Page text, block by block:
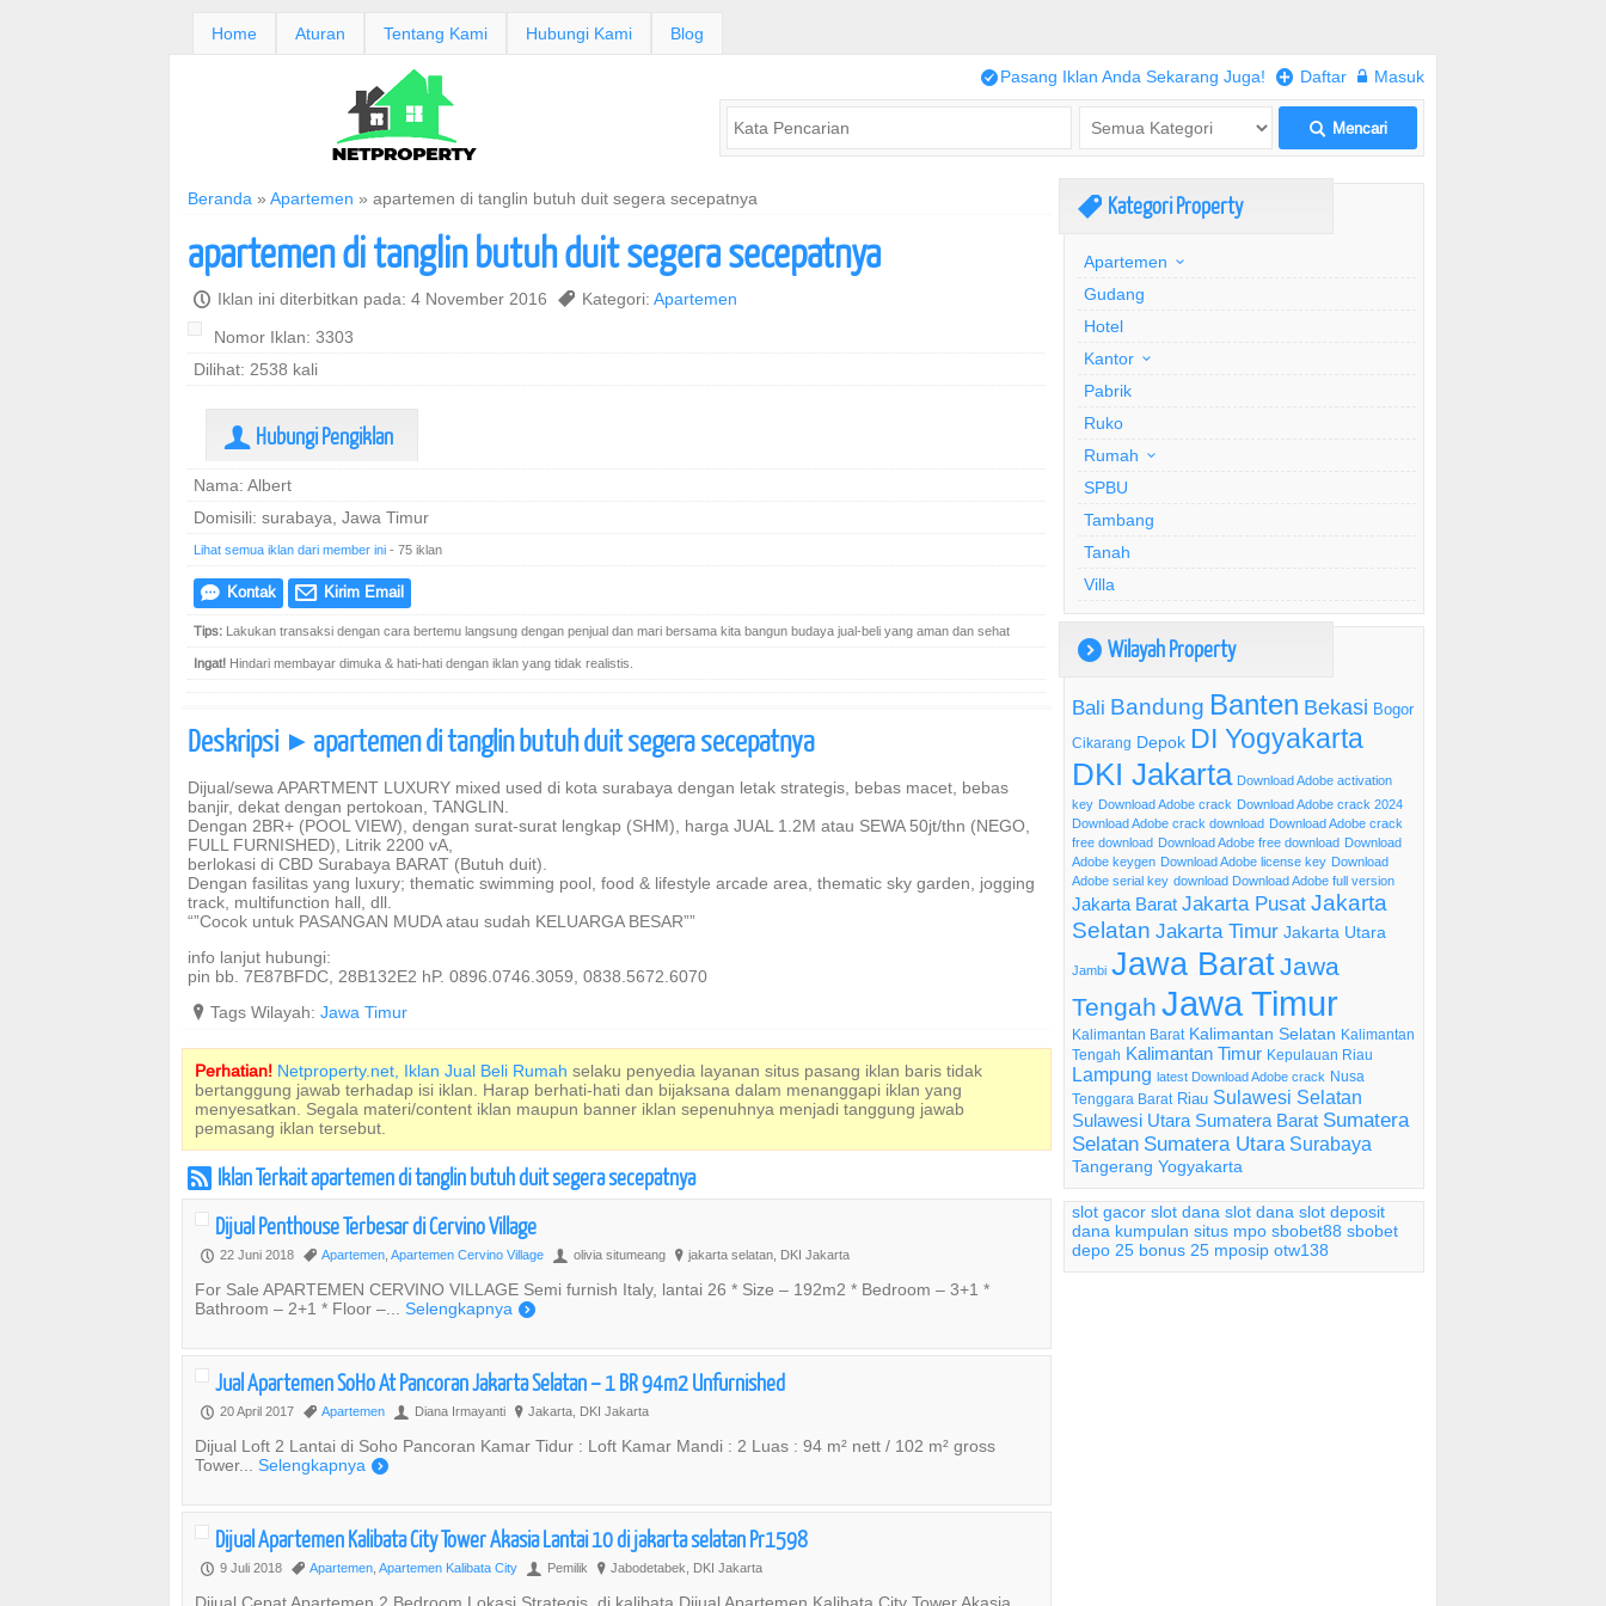
Home Aturan Tentang Kami Hubungi Kami Blog
/Pasang Iklan Anda Sekarang Juga! + Daftar w Masuk
L Mencari
Beranda » Apartemen » apartemen di tanglin butuh duit segera secepatnya
apartemen di tanglin butuh duit segera secepatnya
P Iklan ini diterbitkan pada: 4 November 2016 , Kategori: Apartemen
Nomor Iklan: 3303
Dilihat: 2538 kali
U Hubungi Pengiklan
Nama: Albert
Domisili: surabaya, Jawa Timur
Lihat semua iklan dari member ini - 75 iklan
e Kontak @ Kirim Email
Tips: Lakukan transaksi dengan cara bertemu langsung dengan penjual dan mari bersama kita bangun budaya jual-beli yang aman dan sehat
Ingat! Hindari membayar dimuka & hati-hati dengan iklan yang tidak realistis.
Deskripsi ] apartemen di tanglin butuh duit segera secepatnya
Dijual/sewa APARTMENT LUXURY mixed used di kota surabaya dengan letak strategis, bebas macet, bebas
banjir, dekat dengan pertokoan, TANGLIN.
Dengan 2BR+ (POOL VIEW), dengan surat-surat lengkap (SHM), harga JUAL 1.2M atau SEWA 50jt/thn (NEGO,
FULL FURNISHED), Litrik 2200 vA,
berlokasi di CBD Surabaya BARAT (Butuh duit).
Dengan fasilitas yang luxury; thematic swimming pool, food & lifestyle arcade area, thematic sky garden, jogging
track, multifunction hall, dll.
“”Cocok untuk PASANGAN MUDA atau sudah KELUARGA BESAR””
info lanjut hubungi:
pin bb. 7E87BFDC, 28B132E2 hP. 0896.0746.3059, 0838.5672.6070
? Tags Wilayah: Jawa Timur
Perhatian! Netproperty.net, Iklan Jual Beli Rumah selaku penyedia layanan situs pasang iklan baris tidak
bertanggung jawab terhadap isi iklan. Harap berhati-hati dan bijaksana dalam menanggapi iklan yang
menyesatkan. Segala materi/content iklan maupun banner iklan sepenuhnya menjadi tanggung jawab
pemasang iklan tersebut.
r Iklan Terkait apartemen di tanglin butuh duit segera secepatnya
Dijual Penthouse Terbesar di Cervino Village
P 22 Juni 2018 , Apartemen, Apartemen Cervino Village U olivia situmeang ? jakarta selatan, DKI Jakarta
For Sale APARTEMEN CERVINO VILLAGE Semi furnish Italy, lantai 26 * Size – 192m2 * Bedroom – 3+1 *
Bathroom – 2+1 * Floor –... Selengkapnya )
Jual Apartemen SoHo At Pancoran Jakarta Selatan – 1 BR 94m2 Unfurnished
P 20 April 2017 , Apartemen U Diana Irmayanti ? Jakarta, DKI Jakarta
Dijual Loft 2 Lantai di Soho Pancoran Kamar Tidur : Loft Kamar Mandi : 2 Luas : 94 m² nett / 102 m² gross
Tower... Selengkapnya )
Dijual Apartemen Kalibata City Tower Akasia Lantai 10 di jakarta selatan Pr1598
P 9 Juli 2018 , Apartemen, Apartemen Kalibata City U Pemilik ? Jabodetabek, DKI Jakarta
, Kategori Property
Apartemen
Gudang
Hotel
Kantor
Pabrik
Ruko
Rumah
SPBU
Tambang
Tanah
Villa
) Wilayah Property
Bali Bandung Banten Bekasi Bogor
Cikarang Depok DI Yogyakarta
DKI Jakarta Download Adobe activation
key Download Adobe crack Download Adobe crack 2024
Download Adobe crack download Download Adobe crack
free download Download Adobe free download Download
Adobe keygen Download Adobe license key Download
Adobe serial key download Download Adobe full version
Jakarta Barat Jakarta Pusat Jakarta
Selatan Jakarta Timur Jakarta Utara
Jambi Jawa BaratJawa
Tengah Jawa Timur
Kalimantan Barat Kalimantan Selatan Kalimantan
Tengah Kalimantan Timur Kepulauan Riau
Lampung latest Download Adobe crack Nusa
Tenggara Barat Riau Sulawesi Selatan
Sulawesi Utara Sumatera Barat Sumatera
Selatan Sumatera Utara Surabaya
Tangerang Yogyakarta
slot gacor slot dana slot dana slot deposit
dana kumpulan situs mpo sbobet88 sbobet
depo 25 bonus 25 mposip otw138